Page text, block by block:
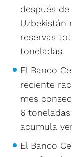
después
Uzbekistán
reservas
toneladas.
El Banco
reciente
mes
6
acumula
El Banco